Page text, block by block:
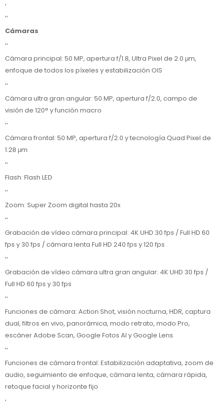
'
''
Cámaras
''
Cámara principal: 50 MP, apertura f/1.8, Ultra Pixel de 2.0 μm,
enfoque de todos los píxeles y estabilización OIS
''
Cámara ultra gran angular: 50 MP, apertura f/2.0, campo de
visión de 120° y función macro
''
Cámara frontal: 50 MP, apertura f/2.0 y tecnología Quad Pixel de
1.28 μm
''
Flash: Flash LED
''
Zoom: Super Zoom digital hasta 20x
''
Grabación de vídeo cámara principal: 4K UHD 30 fps / Full HD 60
fps y 30 fps / cámara lenta Full HD 240 fps y 120 fps
''
Grabación de vídeo cámara ultra gran angular: 4K UHD 30 fps /
Full HD 60 fps y 30 fps
''
Funciones de cámara: Action Shot, visión nocturna, HDR, captura
dual, filtros en vivo, panorámica, modo retrato, modo Pro,
escáner Adobe Scan, Google Fotos AI y Google Lens
''
Funciones de cámara frontal: Estabilización adaptativa, zoom de
audio, seguimiento de enfoque, cámara lenta, cámara rápida,
retoque facial y horizonte fijo
'